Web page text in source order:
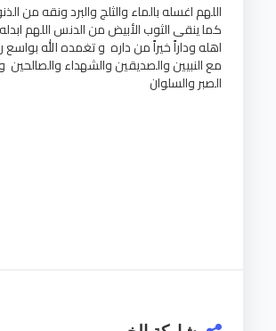
اللهم اغسله بالماء والثلج والبرد ونقه من
كما ينقى الثوب الأبيض من الدنس اللهم
اهله وداراً خيراً من داره و تغمده الله بواسع
مع النبيين والصديقين والشهداء والصالحين
الصبر والسلوان